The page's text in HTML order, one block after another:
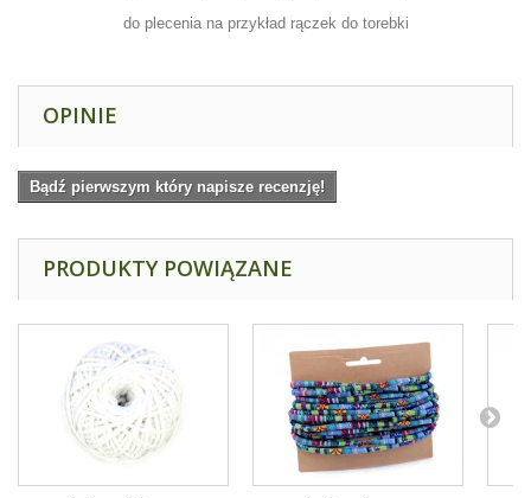
do plecenia na przykład rączek do torebki
OPINIE
Bądź pierwszym który napisze recenzję!
PRODUKTY POWIĄZANE